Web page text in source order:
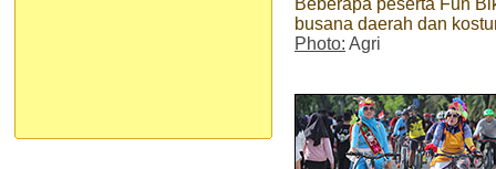
Beberapa peserta Fun
busana daerah dan
Photo: Agri